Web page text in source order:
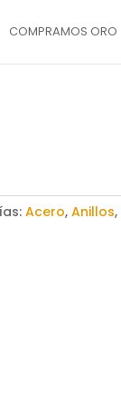
COMPRAMOS ORO
Acero, Anillos,